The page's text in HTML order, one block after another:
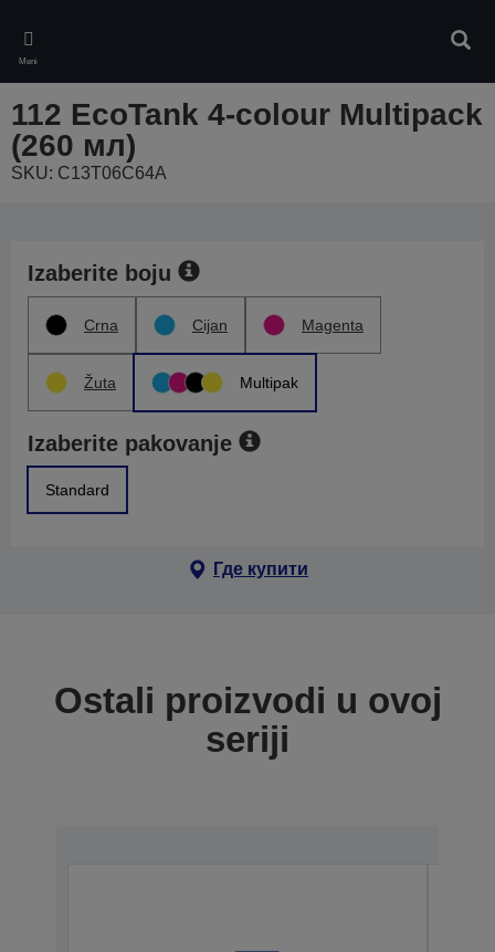
main
content
Meni
112 EcoTank 4-colour Multipack
(260 мл)
SKU: C13T06C64A
Izaberite boju
Crna Cijan Magenta
Žuta Multipak
Izaberite pakovanje
Standard
Где купити
Ostali proizvodi u ovoj
seriji